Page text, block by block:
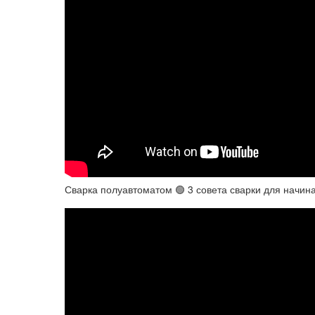
Сварка полуавтоматом 🟢 3 совета сварки для